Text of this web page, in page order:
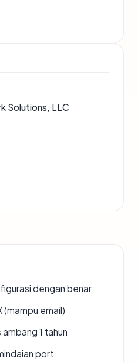
Solutions, LLC
dengan benar
(mampu email)
1 tahun
port